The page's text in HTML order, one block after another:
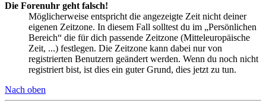
Die Forenuhr geht falsch!
Möglicherweise entspricht die angezeigte Zeit nicht deiner
eigenen Zeitzone. In diesem Fall solltest du im „Persönlichen
Bereich“ die für dich passende Zeitzone (Mitteleuropäische
Zeit, ...) festlegen. Die Zeitzone kann dabei nur von
registrierten Benutzern geändert werden. Wenn du noch nicht
registriert bist, ist dies ein guter Grund, dies jetzt zu tun.
Nach oben